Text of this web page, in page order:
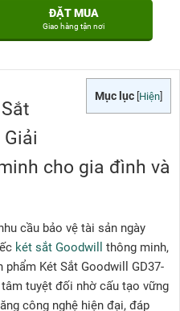
ĐẶT MUA
Giao hàng tận nơi
Mục lục Hiện
Giải
cho gia đình và
cầu bảo vệ tài sản ngày
két sắt Goodwill
thông minh,
Két Sắt Goodwill GD37-
tuyệt đối nhờ cấu tạo vững
công nghệ hiện đại, đáp